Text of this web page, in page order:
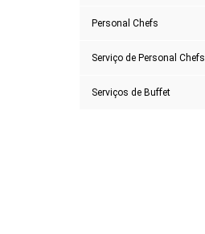
Personal Chefs
Serviço de Personal Chefs
Serviços de Buffet